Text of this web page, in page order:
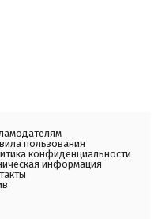
пользования
конфиденциальности
информация